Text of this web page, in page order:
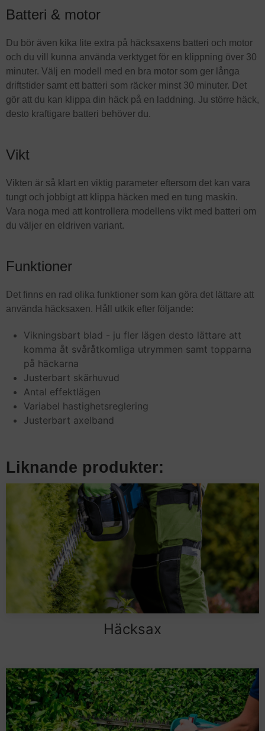
Batteri & motor
Du bör även kika lite extra på häcksaxens batteri och motor
och du vill kunna använda verktyget för en klippning över 30
minuter. Välj en modell med en bra motor som ger långa
driftstider samt ett batteri som räcker minst 30 minuter. Det
gör att du kan klippa din häck på en laddning. Ju större häck,
desto kraftigare batteri behöver du.
Vikt
Vikten är så klart en viktig parameter eftersom det kan vara
tungt och jobbigt att klippa häcken med en tung maskin.
Vara noga med att kontrollera modellens vikt med batteri om
du väljer en eldriven variant.
Funktioner
Det finns en rad olika funktioner som kan göra det lättare att
använda häcksaxen. Håll utkik efter följande:
Vikningsbart blad - ju fler lägen desto lättare att
komma åt svåråtkomliga utrymmen samt topparna
på häckarna
Justerbart skärhuvud
Antal effektlägen
Variabel hastighetsreglering
Justerbart axelband
Liknande produkter:
Häcksax